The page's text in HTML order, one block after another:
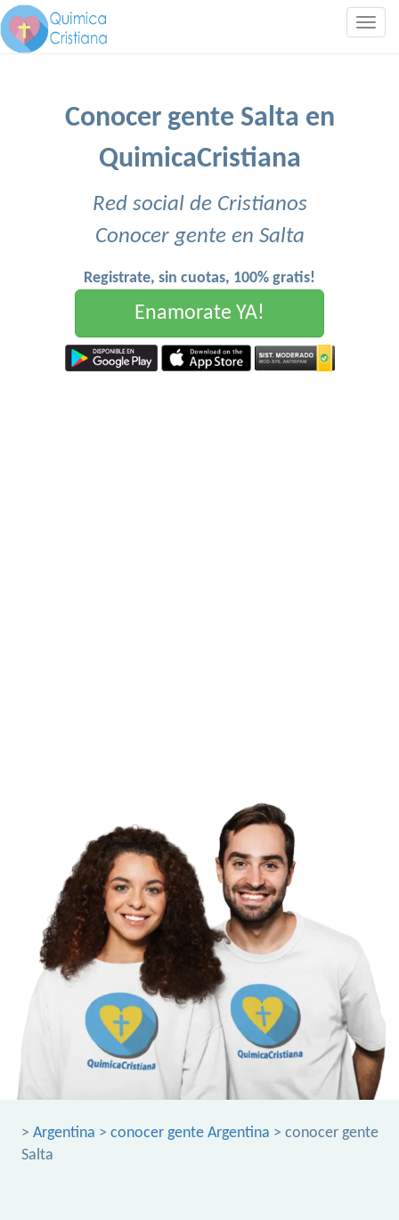
Conocer gente Salta en
QuimicaCristiana
Red social de Cristianos
Conocer gente en Salta
Registrate, sin cuotas, 100% gratis!
Enamorate YA!
> Argentina > conocer gente Argentina > conocer gente
Salta